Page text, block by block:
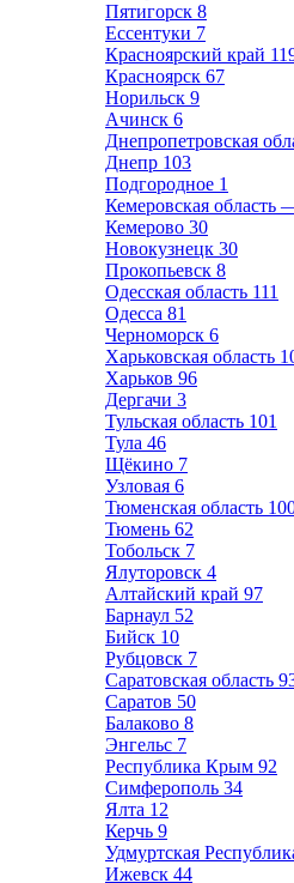
Пятигорск 8
Ессентуки 7
Красноярский край
Красноярск 67
Норильск 9
Ачинск 6
Днепропетровская
Днепр 103
Подгородное 1
Кемеровская область
Кемерово 30
Новокузнецк 30
Прокопьевск 8
Одесская область 111
Одесса 81
Черноморск 6
Харьковская область
Харьков 96
Дергачи 3
Тульская область 101
Тула 46
Щёкино 7
Узловая 6
Тюменская область
Тюмень 62
Тобольск 7
Ялуторовск 4
Алтайский край 97
Барнаул 52
Бийск 10
Рубцовск 7
Саратовская область
Саратов 50
Балаково 8
Энгельс 7
Республика Крым 92
Симферополь 34
Ялта 12
Керчь 9
Удмуртская
Ижевск 44